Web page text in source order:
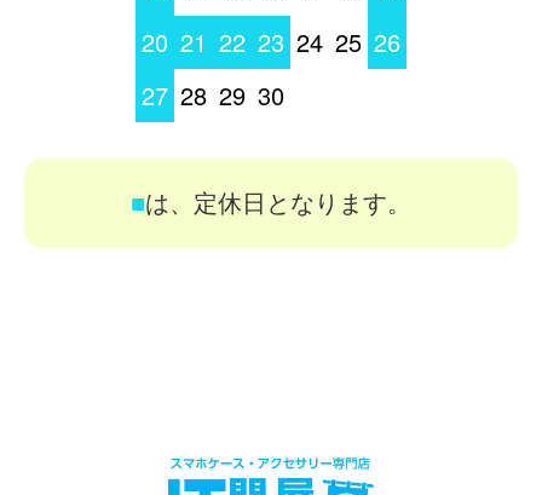
20 21 22 23 24 25 26
27 28 29 30
■は、定休日となります。